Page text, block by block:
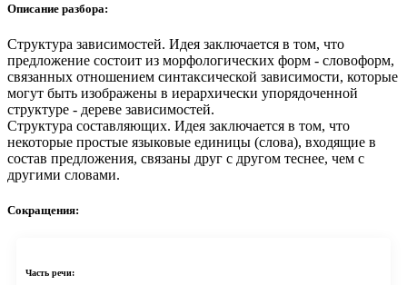
Описание разбора:
Структура зависимостей. Идея заключается в том, что
предложение состоит из морфологических форм - словоформ,
связанных отношением синтаксической зависимости, которые
могут быть изображены в иерархически упорядоченной
структуре - дереве зависимостей.
Структура составляющих. Идея заключается в том, что
некоторые простые языковые единицы (слова), входящие в
состав предложения, связаны друг с другом теснее, чем с
другими словами.
Сокращения:
Часть речи: